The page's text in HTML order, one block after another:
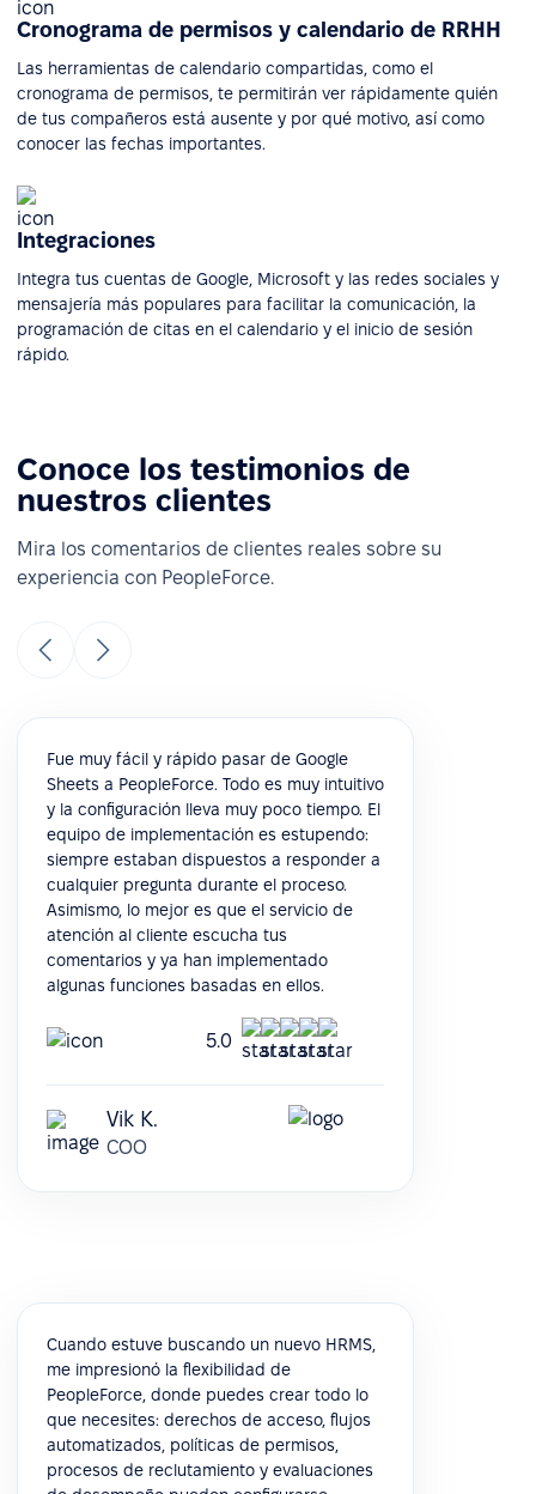
Cronograma de permisos y calendario de RRHH
Las herramientas de calendario compartidas, como el
cronograma de permisos, te permitirán ver rápidamente quién
de tus compañeros está ausente y por qué motivo, así como
conocer las fechas importantes.
Integraciones
Integra tus cuentas de Google, Microsoft y las redes sociales y
mensajería más populares para facilitar la comunicación, la
programación de citas en el calendario y el inicio de sesión
rápido.
Conoce los testimonios de
nuestros clientes
Mira los comentarios de clientes reales sobre su
experiencia con PeopleForce.
Fue muy fácil y rápido pasar de Google
Sheets a PeopleForce. Todo es muy intuitivo
y la configuración lleva muy poco tiempo. El
equipo de implementación es estupendo:
siempre estaban dispuestos a responder a
cualquier pregunta durante el proceso.
Asimismo, lo mejor es que el servicio de
atención al cliente escucha tus
comentarios y ya han implementado
algunas funciones basadas en ellos.
5.0
Vik K.
COO
Cuando estuve buscando un nuevo HRMS,
me impresionó la flexibilidad de
PeopleForce, donde puedes crear todo lo
que necesites: derechos de acceso, flujos
automatizados, políticas de permisos,
procesos de reclutamiento y evaluaciones